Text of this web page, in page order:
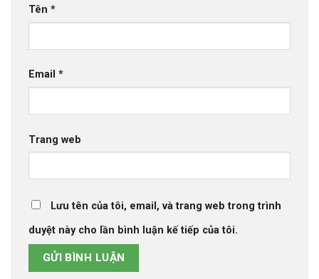
Tên *
Email *
Trang web
Lưu tên của tôi, email, và trang web trong trình
duyệt này cho lần bình luận kế tiếp của tôi.